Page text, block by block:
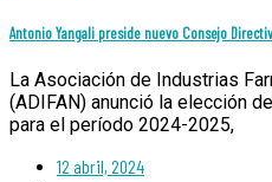
Antonio Yangali preside nuevo Consejo
La Asociación de Industrias
(ADIFAN) anunció la elección
para el período 2024-2025,
12 abril, 2024